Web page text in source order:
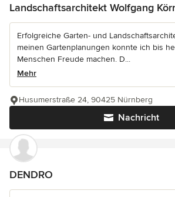
Landschaftsarchitekt Wolfgang
Erfolgreiche Garten- und
meinen Gartenplanungen konnte ich bis
Menschen Freude machen. D...
Mehr
Nachricht
Husumerstraße 24, 90425 Nürnberg
DENDRO